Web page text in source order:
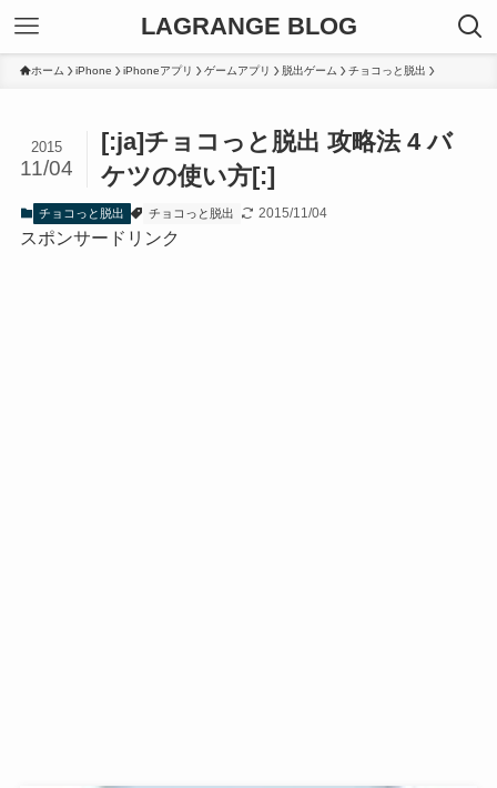
LAGRANGE BLOG
ホーム iPhone iPhoneアプリ ゲームアプリ 脱出ゲーム チョコっと脱出
[:ja]チョコっと脱出 攻略法 4 バ
ケツの使い方[:]
2015
11/04
チョコっと脱出 チョコっと脱出 2015/11/04
スポンサードリンク